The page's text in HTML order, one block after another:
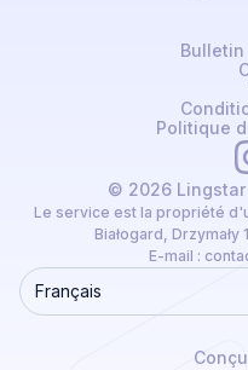
© 2026
Le service est la propriété
Białogard, Drzymały
E-mail :
Politique
Language
Français